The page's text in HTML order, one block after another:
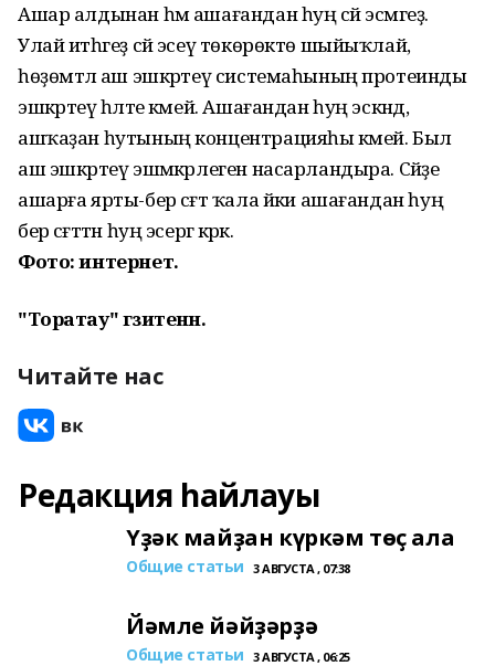
Ашар алдынан һәм ашағандан һуң сәй эсмәгеҙ.
Улай итһәгеҙ сәй эсеү төкөрөктө шыйыҡлай,
һөҙөмтәлә аш эшкәртеү системаһының протеинды
эшкәртеү һәләте кәмей. Ашағандан һуң эскәндә,
ашҡаҙан һутының концентрацияһы кәмей. Был
аш эшкәртеү эшмәкәрлеген насарландыра. Сәйҙе
ашарға ярты-бер сәғәт ҡала йәки ашағандан һуң
бер сәғәттән һуң эсергә кәрәк.
Фото: интернет.
"Торатау" гәзитенән.
Читайте нас
Редакция һайлауы
Үҙәк майҙан күркәм төҫ ала
Общие статьи 3 АВГУСТА , 07:38
Йәмле йәйҙәрҙә
Общие статьи 3 АВГУСТА , 06:25